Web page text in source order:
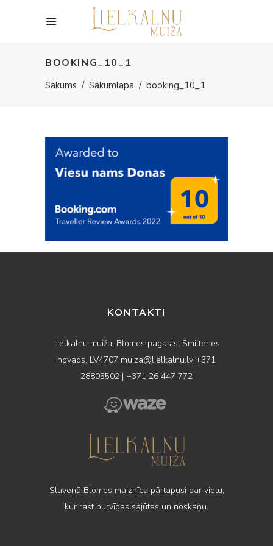
BOOKING_10_1
Sākums / Sākumlapa / booking_10_1
KONTAKTI
Lielkalnu muiža, Blomes pagasts, Smiltenes
novads, LV4707 muiza@lielkalnu.lv +371
28805502 | +371 26 447 772
Slavenā Blomes maiznīca pārtapusi par vietu,
kur rast burvīgas sajūtas un noskaņu.